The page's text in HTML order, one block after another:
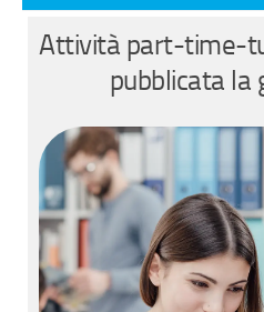
Attività part-time-
pubblicata la